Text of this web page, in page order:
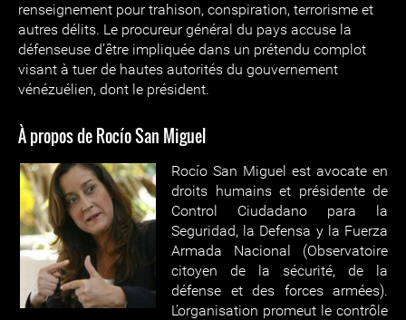
renseignement pour trahison, conspiration, terrorisme et
autres délits. Le procureur général du pays accuse la
défenseuse d’être impliquée dans un prétendu complot
visant à tuer de hautes autorités du gouvernement
vénézuélien, dont le président.
À propos de Rocío San Miguel
Rocío San Miguel est avocate en
droits humains et présidente de
Control Ciudadano para la
Seguridad, la Defensa y la Fuerza
Armada Nacional (Observatoire
citoyen de la sécurité, de la
défense et des forces armées).
L’organisation promeut le contrôle